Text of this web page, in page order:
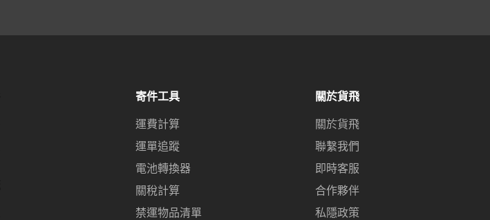
寄件工具
運費計算
運單追蹤
電池轉換器
關稅計算
禁運物品清單
關於貨飛
關於貨飛
聯繫我們
即時客服
合作夥伴
私隱政策